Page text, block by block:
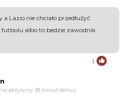
Lazio nie chciało przedłużyć
albo to bedzie zawodnik
1
aktywny: 18 minut temu)